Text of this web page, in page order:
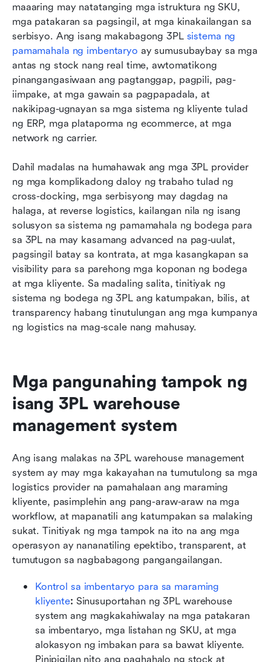
maaaring may natatanging mga istruktura ng SKU,
mga patakaran sa pagsingil, at mga kinakailangan sa
serbisyo. Ang isang makabagong 3PL sistema ng
pamamahala ng imbentaryo ay sumusubaybay sa mga
antas ng stock nang real time, awtomatikong
pinangangasiwaan ang pagtanggap, pagpili, pag-
iimpake, at mga gawain sa pagpapadala, at
nakikipag-ugnayan sa mga sistema ng kliyente tulad
ng ERP, mga plataporma ng ecommerce, at mga
network ng carrier.
Dahil madalas na humahawak ang mga 3PL provider
ng mga komplikadong daloy ng trabaho tulad ng
cross-docking, mga serbisyong may dagdag na
halaga, at reverse logistics, kailangan nila ng isang
solusyon sa sistema ng pamamahala ng bodega para
sa 3PL na may kasamang advanced na pag-uulat,
pagsingil batay sa kontrata, at mga kasangkapan sa
visibility para sa parehong mga koponan ng bodega
at mga kliyente. Sa madaling salita, tinitiyak ng
sistema ng bodega ng 3PL ang katumpakan, bilis, at
transparency habang tinutulungan ang mga kumpanya
ng logistics na mag-scale nang mahusay.
Mga pangunahing tampok ng
isang 3PL warehouse
management system
Ang isang malakas na 3PL warehouse management
system ay may mga kakayahan na tumutulong sa mga
logistics provider na pamahalaan ang maraming
kliyente, pasimplehin ang pang-araw-araw na mga
workflow, at mapanatili ang katumpakan sa malaking
sukat. Tinitiyak ng mga tampok na ito na ang mga
operasyon ay nananatiling epektibo, transparent, at
tumutugon sa nagbabagong pangangailangan.
Kontrol sa imbentaryo para sa maraming
kliyente: Sinusuportahan ng 3PL warehouse
system ang magkakahiwalay na mga patakaran
sa imbentaryo, mga listahan ng SKU, at mga
alokasyon ng imbakan para sa bawat kliyente.
Pinipigilan nito ang paghahalo ng stock at